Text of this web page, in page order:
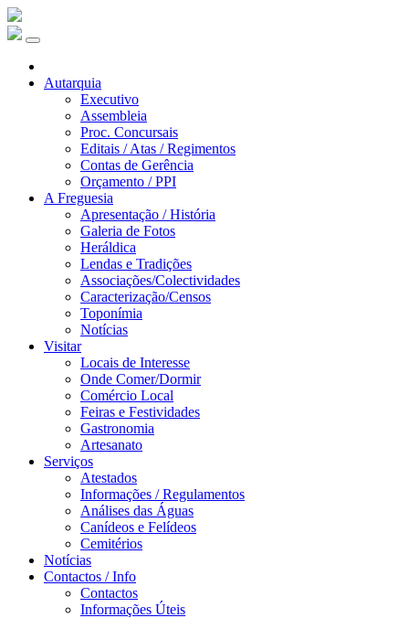
Autarquia
Executivo
Assembleia
Proc. Concursais
Editais / Atas / Regimentos
Contas de Gerência
Orçamento / PPI
A Freguesia
Apresentação / História
Galeria de Fotos
Heráldica
Lendas e Tradições
Associações/Colectividades
Caracterização/Censos
Toponímia
Notícias
Visitar
Locais de Interesse
Onde Comer/Dormir
Comércio Local
Feiras e Festividades
Gastronomia
Artesanato
Serviços
Atestados
Informações / Regulamentos
Análises das Águas
Canídeos e Felídeos
Cemitérios
Notícias
Contactos / Info
Contactos
Informações Úteis